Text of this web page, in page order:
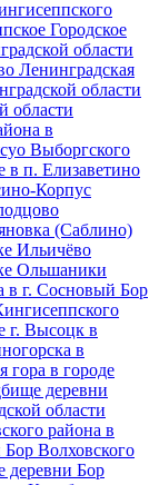
Городское
области
Ленинградская
области
области
в
Выборгского
в п. Елизаветино
Корпус
(Саблино)
Ильичёво
Ольшаники
в г. Сосновый Бор
г. Высоцк в
в
гора в городе
деревни
области
района в
Волховского
деревни Бор